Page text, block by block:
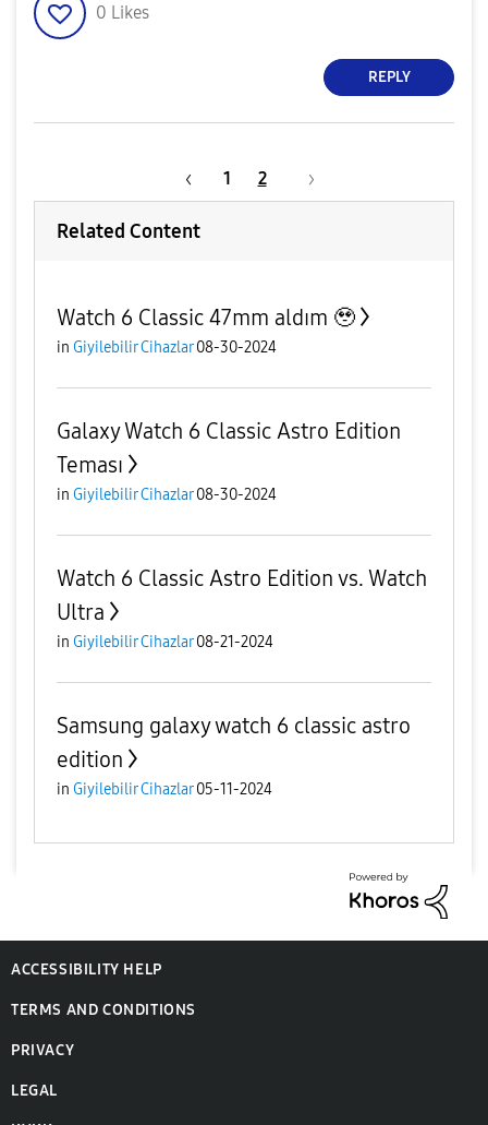
0 Likes
REPLY
1 2
Related Content
Watch 6 Classic 47mm aldım 🥹
in Giyilebilir Cihazlar 08-30-2024
Galaxy Watch 6 Classic Astro Edition
Teması
in Giyilebilir Cihazlar 08-30-2024
Watch 6 Classic Astro Edition vs. Watch
Ultra
in Giyilebilir Cihazlar 08-21-2024
Samsung galaxy watch 6 classic astro
edition
in Giyilebilir Cihazlar 05-11-2024
ACCESSIBILITY HELP
TERMS AND CONDITIONS
PRIVACY
LEGAL